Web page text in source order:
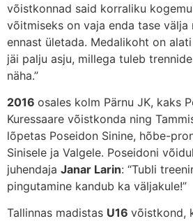
võistkonnad said korraliku
võitmiseks on vaja enda tase välja
ennast ületada. Medalikoht on
jäi palju asju, millega tuleb
näha.”
2016 osales kolm Pärnu JK, kaks
Kuressaare võistkonda ning
lõpetas Poseidon Sinine, hõbe-
Sinisele ja Valgele. Poseidoni
juhendaja Janar Larin: “Tubli
pingutamine kandub ka väljakule!”
Tallinnas madistas U16 võistkond,